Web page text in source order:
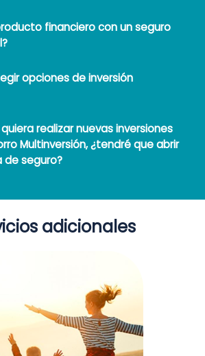
financiero con un seguro
opciones de inversión
realizar nuevas inversiones
Multinversión, ¿tendré que abrir
de seguro?
adicionales